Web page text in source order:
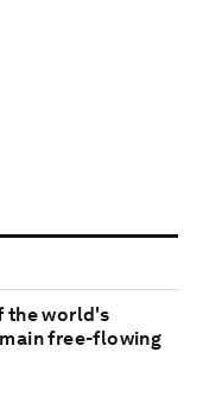
the world's
free-flowing